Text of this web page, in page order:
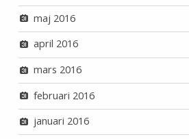
maj 2016
april 2016
mars 2016
februari 2016
januari 2016